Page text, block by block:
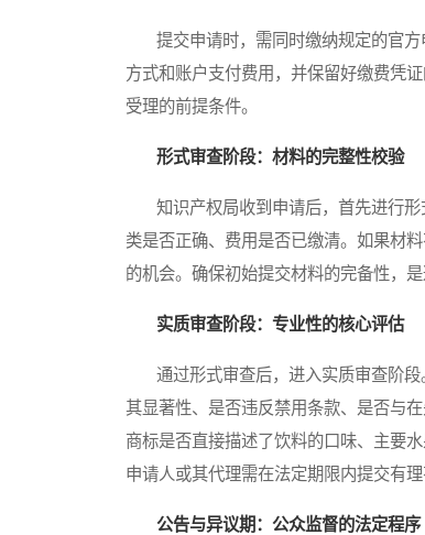
提交申请时，需同时缴纳规定的官方
方式和账户支付费用，并保留好缴费凭
受理的前提条件。
形式审查阶段：材料的完整性校验
知识产权局收到申请后，首先进行形
类是否正确、费用是否已缴清。如果材
的机会。确保初始提交材料的完备性，
实质审查阶段：专业性的核心评估
通过形式审查后，进入实质审查阶段
其显著性、是否违反禁用条款、是否与
商标是否直接描述了饮料的口味、主要
申请人或其代理需在法定期限内提交有
公告与异议期：公众监督的法定程序